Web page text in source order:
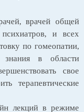
врачей общей
психиатров, и всех
по гомеопатии,
в области
свое
терапевтические
лекций в режиме